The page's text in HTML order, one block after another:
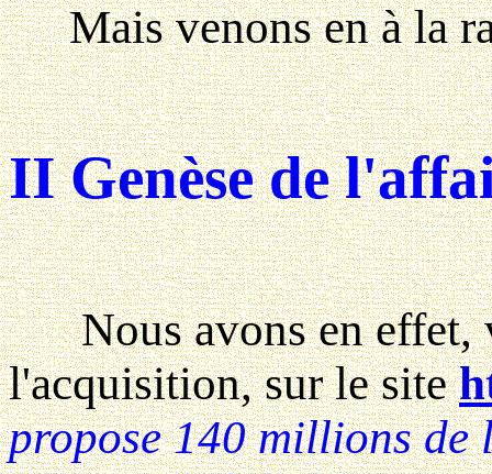
Mais venons en à la
II Genèse de
Nous avons en effet,
l'acquisition, sur le site
propose 140 millions de